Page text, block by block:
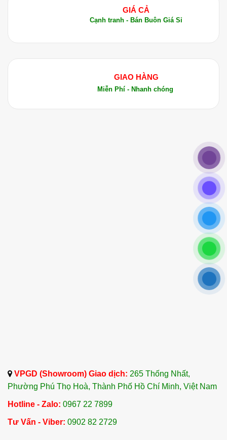
GIÁ CẢ
Cạnh tranh - Bán Buôn Giá Sỉ
GIAO HÀNG
Miễn Phí - Nhanh chóng
VPGD (Showroom) Giao dịch: 265 Thống Nhất,
Phường Phú Thọ Hoà, Thành Phố Hồ Chí Minh, Việt Nam
Hotline - Zalo: 0967 22 7899
Tư Vấn - Viber: 0902 82 2729